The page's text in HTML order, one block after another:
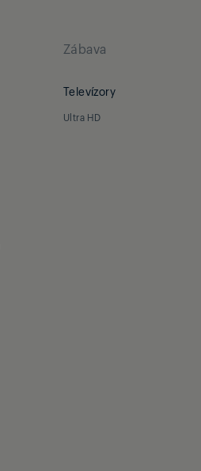
Zábava
Televízory
Ultra HD